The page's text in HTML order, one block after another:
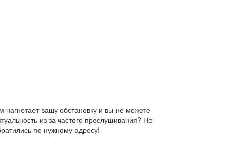
вашу обстановку и вы не можете
из за частого прослушивания? Не
по нужному адресу!